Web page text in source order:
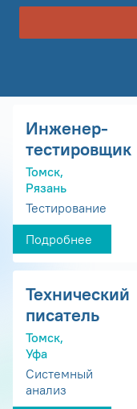
Инженер-
тестировщик
Томск,
Рязань
Тестирование
Подробнее
Технический
писатель
Томск,
Уфа
Системный
анализ